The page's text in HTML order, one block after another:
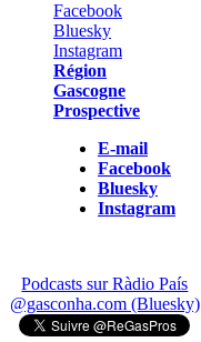
Région
Gascogne
Prospective
E-mail
Facebook
Bluesky
Instagram
Podcasts sur Ràdio País
@gasconha.com (Bluesky)